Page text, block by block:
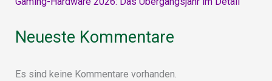
Neueste Kommentare
Es sind keine Kommentare vorhanden.